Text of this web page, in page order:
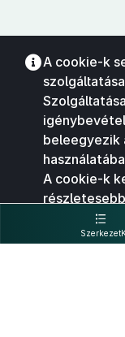
Szerkezet
A cookie-k
beleegyezik
A cookie-k
kattintva